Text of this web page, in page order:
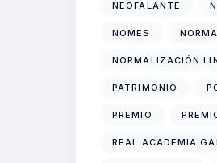
NEOFALANTE
NOMES
NORMALIZACIÓN
PATRIMONIO
PREMIO
REAL ACADEMIA